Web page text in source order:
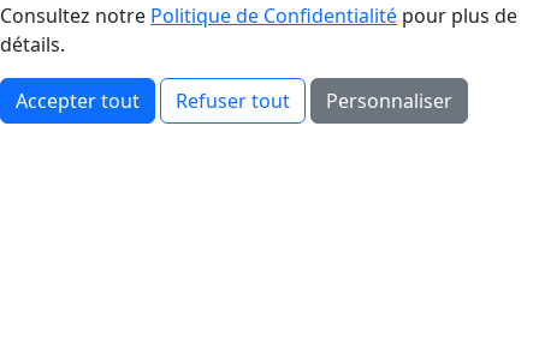
Consultez notre Politique de Confidentialité pour plus de
détails.
Accepter tout Refuser tout Personnaliser